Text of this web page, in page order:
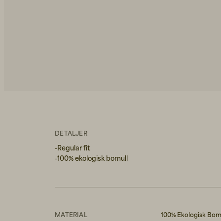
DETALJER
-Regular fit
-100% ekologisk bomull
MATERIAL 100% Ekologisk